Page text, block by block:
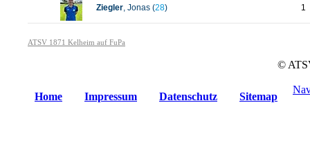
Ziegler, Jonas (28) 1
ATSV 1871 Kelheim auf FuPa
©
Home Impressum Datenschutz Sitemap